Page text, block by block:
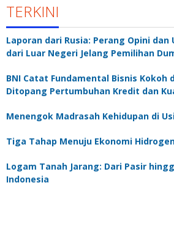
TERKINI
Laporan dari Rusia: Perang Opini
dari Luar Negeri Jelang Pemilihan
BNI Catat Fundamental Bisnis Kokoh
Ditopang Pertumbuhan Kredit dan
Menengok Madrasah Kehidupan di
Tiga Tahap Menuju Ekonomi
Logam Tanah Jarang: Dari Pasir
Indonesia